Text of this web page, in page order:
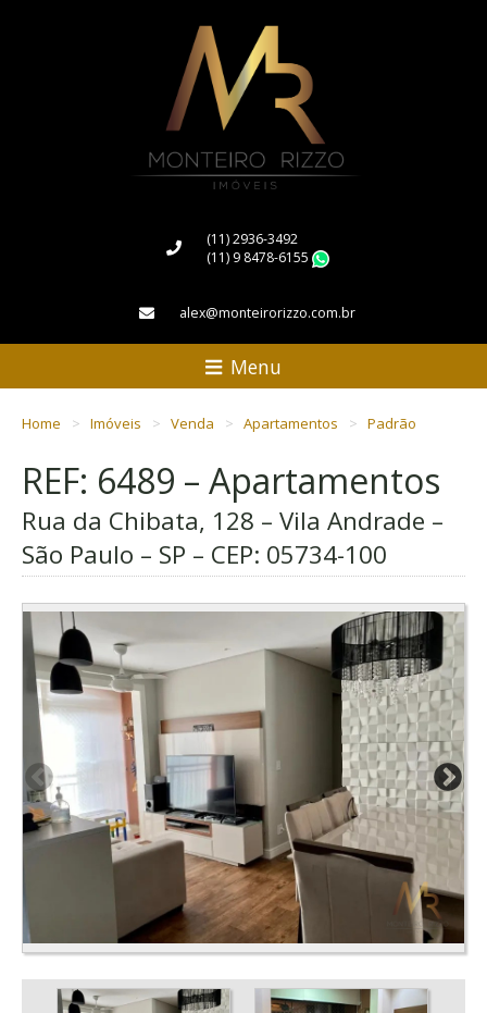
(11) 2936-3492
(11) 9 8478-6155
alex@monteirorizzo.com.br
Menu
Home Imóveis Venda Apartamentos Padrão
REF: 6489 – Apartamentos
Rua da Chibata, 128 – Vila Andrade –
São Paulo – SP – CEP: 05734-100